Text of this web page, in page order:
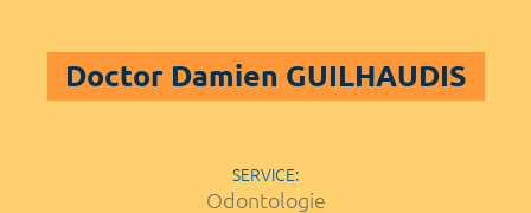
Doctor Damien GUILHAUDIS
SERVICE:
Odontologie